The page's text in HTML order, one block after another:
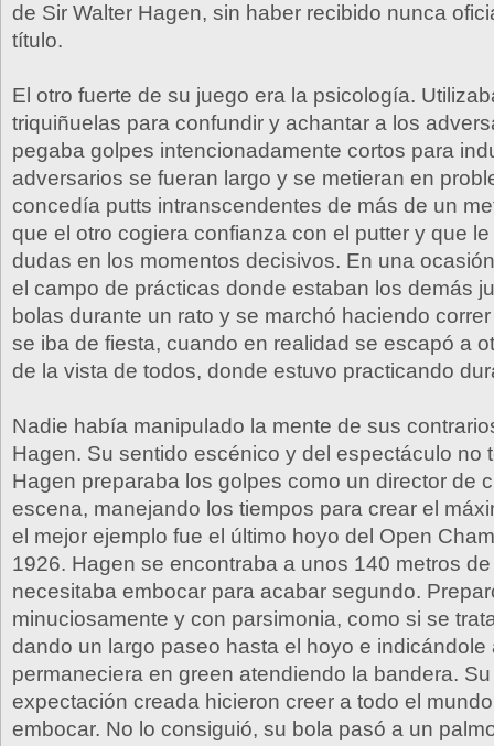
de Sir Walter Hagen, sin haber recibido nunca
título.
El otro fuerte de su juego era la psicología.
triquiñuelas para confundir y achantar a los
pegaba golpes intencionadamente cortos para
adversarios se fueran largo y se metieran en
concedía putts intranscendentes de más de un
que el otro cogiera confianza con el putter y que
dudas en los momentos decisivos. En una
el campo de prácticas donde estaban los demás
bolas durante un rato y se marchó haciendo
se iba de fiesta, cuando en realidad se escapó a
de la vista de todos, donde estuvo practicando
Nadie había manipulado la mente de sus
Hagen. Su sentido escénico y del espectáculo no
Hagen preparaba los golpes como un director de
escena, manejando los tiempos para crear el
el mejor ejemplo fue el último hoyo del Open
1926. Hagen se encontraba a unos 140 metros
necesitaba embocar para acabar segundo.
minuciosamente y con parsimonia, como si se
dando un largo paseo hasta el hoyo e indicándole
permaneciera en green atendiendo la bandera.
expectación creada hicieron creer a todo el
embocar. No lo consiguió, su bola pasó a un